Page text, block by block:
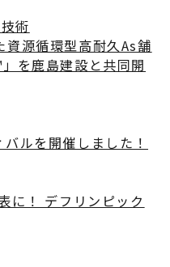
術
源循環型高耐久As舗
を鹿島建設と共同開
ルを開催しました！
に！ デフリンピック